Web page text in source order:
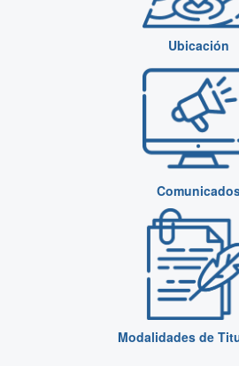
Ubicación
Modalidades de